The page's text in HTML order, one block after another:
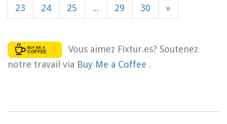
23 24 25 ... 29 30 »
Vous aimez Fixtur.es? Soutenez
notre travail via Buy Me a Coffee .